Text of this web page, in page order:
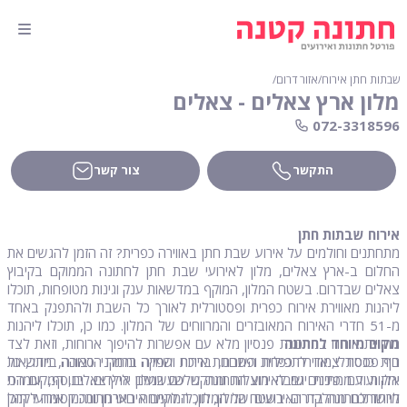
שבתות חתן אירוח∕אזור דרום∕
מלון ארץ צאלים - צאלים
072-3318596
התקשר צור קשר
אירוח שבתות חתן
מתחתנים וחולמים על אירוע שבת חתן באווירה כפרית? זה הזמן להגשים את
החלום ב-ארץ צאלים, מלון לאירועי שבת חתן לחתונה הממוקם בקיבוץ
צאלים שבדרום. בשטח המלון, המוקף במדשאות ענק וגינות מטופחות, תוכלו
ליהנות מאווירת אירוח כפרית ופסטורלית לאורך כל השבת ולהתפנק באחד
מ-51 חדרי האירוח המאובזרים והמרווחים של המלון. כמו כן, תוכלו ליהנות
מחוויית אירוח במתכונת פנסיון מלא עם אפשרות להיפוך ארוחות, וזאת לצד
בית כנסת צמוד לתפילות השבת, בריכת שחייה ומתקני סאונה, מדשאות
ירוקות עם פינות ישיבה מוצלות ומתקני שעשועים לילדים. בנוסף, עומדת
לרשותכם מחלקת האירועים של המלון, המתמחה בארגון ותכנון אירועי תוכן
מקום מיוחד לחתונה
נוף פסטורלי, אווירה כפרית ופתרונות אירוח והפקה ברמה הגבוהה ביותר, כל
אלו ועוד ממתינים גם לאירוע החתונה שלכם במלון ארץ צאלים, המקום הכי
מיוחד לחתונה בדרום. בשטח המלון, תוכלו לקיים אירועי חתונה קסומה לקהל